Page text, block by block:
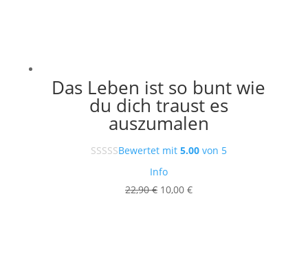
Das Leben ist so bunt wie
du dich traust es
auszumalen
Bewertet mit 5.00von 5
Info
22,90€ Ursprünglicher
10,00 €Aktueller